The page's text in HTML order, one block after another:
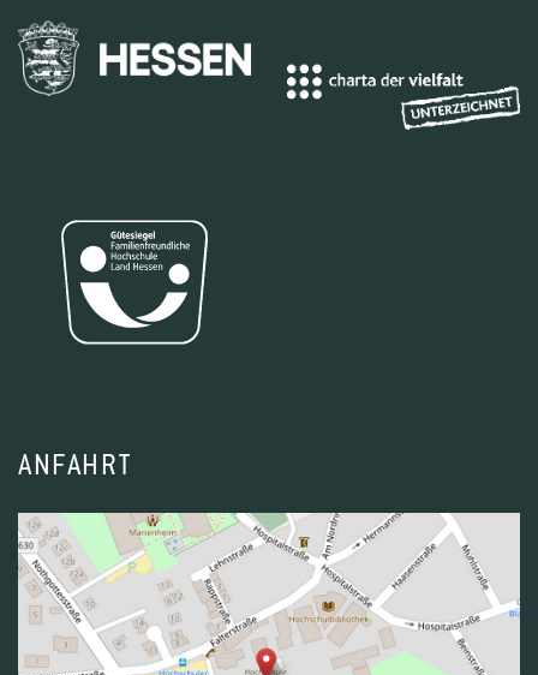
ANFAHRT